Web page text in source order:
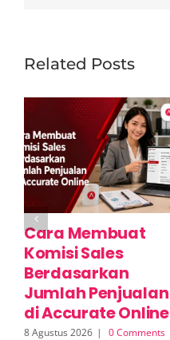
Related Posts
Cara Membuat
Komisi Sales
Berdasarkan
Jumlah Penjualan
di Accurate Online
8 Agustus 2026 | 0 Comments